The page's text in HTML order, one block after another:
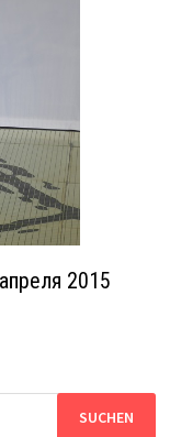
2015